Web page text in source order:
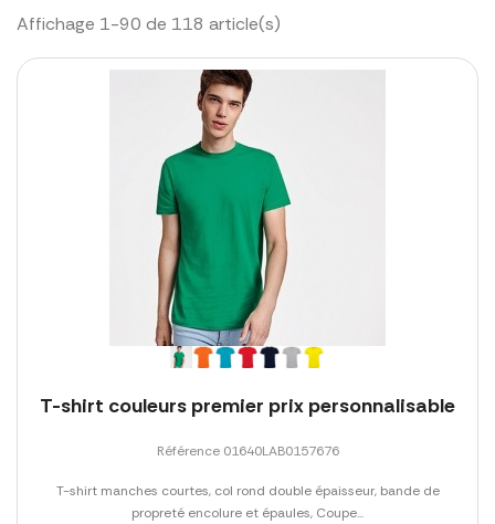
Affichage 1-90 de 118 article(s)
T-shirt couleurs premier prix personnalisable
Référence 01640LAB0157676
T-shirt manches courtes, col rond double épaisseur, bande de
propreté encolure et épaules, Coupe...